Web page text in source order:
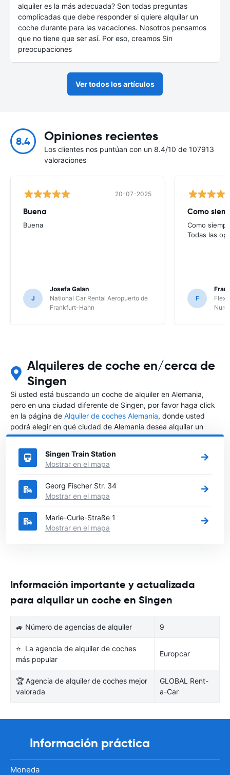
alquiler es la más adecuada? Son todas preguntas
complicadas que debe responder si quiere alquilar un
coche durante para las vacaciones. Nosotros pensamos
que no tiene que ser así. Por eso, creamos Sin
preocupaciones
Ver todos los artículos
8.4 Opiniones recientes
Los clientes nos puntúan con un 8.4/10 de 107913
valoraciones
20-07-2025
Buena
Buena
J
Josefa Galan
National Car Rental Aeropuerto de
Frankfurt-Hahn
Como
Como
Todas las
F
Flex
Alquileres de coche en/cerca de
Singen
Si usted está buscando un coche de alquiler en Alemania,
pero en una ciudad diferente de Singen, por favor haga click
en la página de Alquiler de coches Alemania, donde usted
podrá elegir en qué ciudad de Alemania desea alquilar un
coche.
Singen Train Station
Mostrar en el mapa
Georg Fischer Str. 34
Mostrar en el mapa
Marie-Curie-Straße 1
Mostrar en el mapa
Información importante y actualizada
para alquilar un coche en Singen
🚙 Número de agencias de alquiler 9
⭐ La agencia de alquiler de coches
más popular
Europcar
🏆 Agencia de alquiler de coches mejor
valorada
GLOBAL Rent-
a-Car
Información práctica
Moneda